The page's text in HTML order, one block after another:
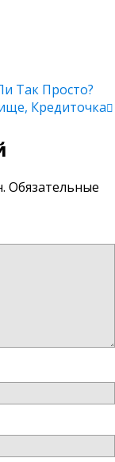
Так Просто?
Кредиточка
Обязательные